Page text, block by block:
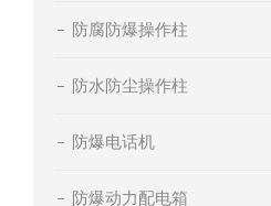
防腐防爆操作柱
防水防尘操作柱
防爆电话机
防爆动力配电箱